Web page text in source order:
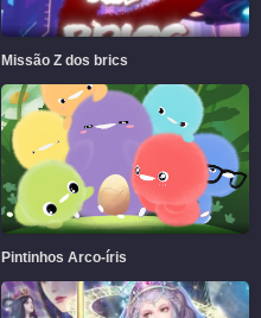
Missão Z dos brics
Pintinhos Arco-íris